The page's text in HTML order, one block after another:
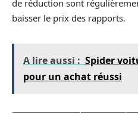
de réduction sont
baisser le prix des rapports.
A lire aussi : Spider
pour un achat réussi